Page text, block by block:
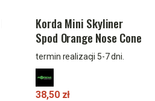
Korda Mini Skyliner
Spod Orange Nose Cone
— lekka rakieta
zanętowa do
precyzyjnego nęcenia
termin realizacji 5-7 dni.
38,50 zł